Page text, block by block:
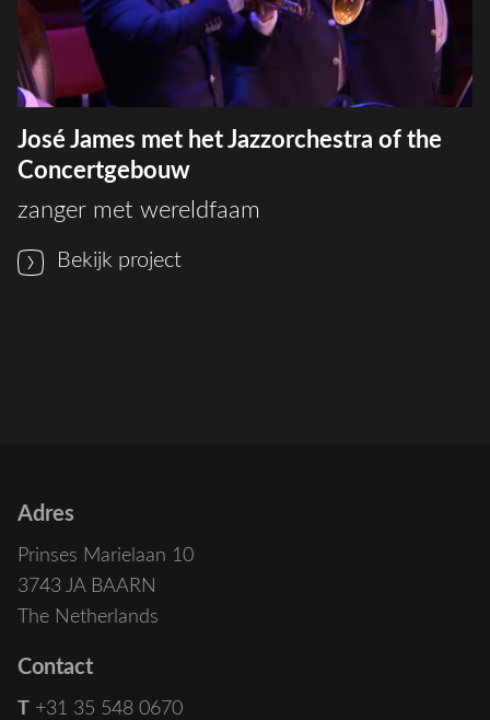
José James met het Jazzorchestra of the
Concertgebouw
zanger met wereldfaam
Bekijk project
Adres
Prinses Marielaan 10
3743 JA BAARN
The Netherlands
Contact
T +31 35 548 0670